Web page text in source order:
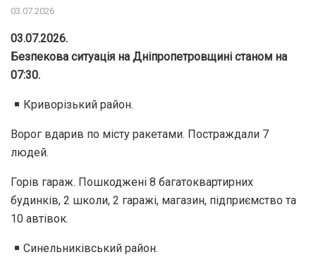
03.07.2026
03.07.2026.
Безпекова ситуація на Дніпропетровщині станом на
07:30.
Криворізький район.
Ворог вдарив по місту ракетами. Постраждали 7
людей.
Горів гараж. Пошкоджені 8 багатоквартирних
будинків, 2 школи, 2 гаражі, магазин, підприємство та
10 автівок.
Синельниківський район.